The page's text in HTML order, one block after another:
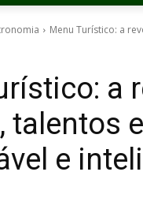
Menu Turístico: a
a
talentos
e